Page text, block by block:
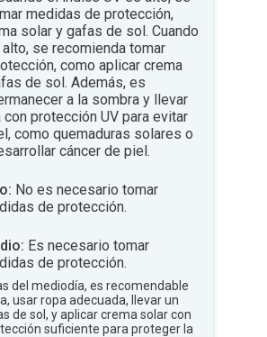
medidas de protección,
solar y gafas de sol. Cuando
se recomienda tomar
como aplicar crema
de sol. Además, es
a la sombra y llevar
con protección UV para evitar
como quemaduras solares o
cáncer de piel.
No es necesario tomar
de protección.
Es necesario tomar
de protección.
del mediodía, es recomendable
usar ropa adecuada, llevar un
de sol, y aplicar crema solar con
suficiente para proteger la